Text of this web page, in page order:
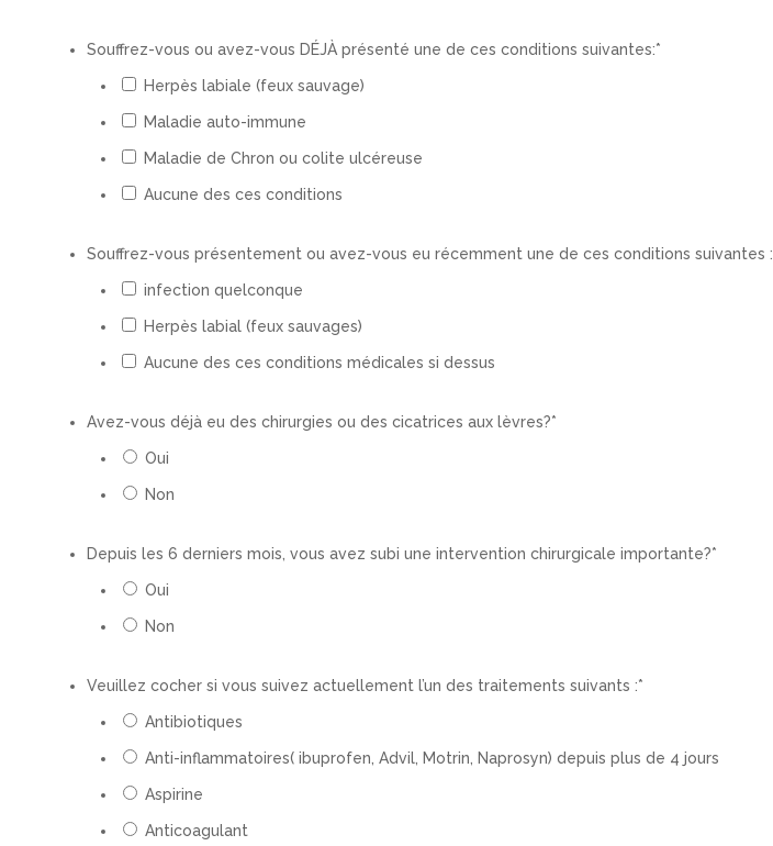
Souffrez-vous ou avez-vous DÉJÀ présenté une de ces conditions suivantes:*
Herpès labiale (feux sauvage)
Maladie auto-immune
Maladie de Chron ou colite ulcéreuse
Aucune des ces conditions
Souffrez-vous présentement ou avez-vous eu récemment une de ces conditions suivantes :
infection quelconque
Herpès labial (feux sauvages)
Aucune des ces conditions médicales si dessus
Avez-vous déjà eu des chirurgies ou des cicatrices aux lèvres?*
Oui
Non
Depuis les 6 derniers mois, vous avez subi une intervention chirurgicale importante?*
Oui
Non
Veuillez cocher si vous suivez actuellement l’un des traitements suivants :*
Antibiotiques
Anti-inflammatoires( ibuprofen, Advil, Motrin, Naprosyn) depuis plus de 4 jours
Aspirine
Anticoagulant